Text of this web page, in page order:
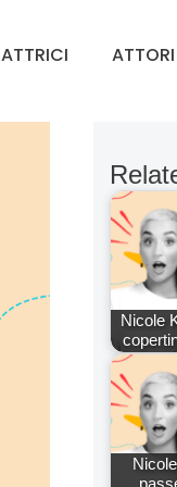
ATTRICI ATTORI
Nicole